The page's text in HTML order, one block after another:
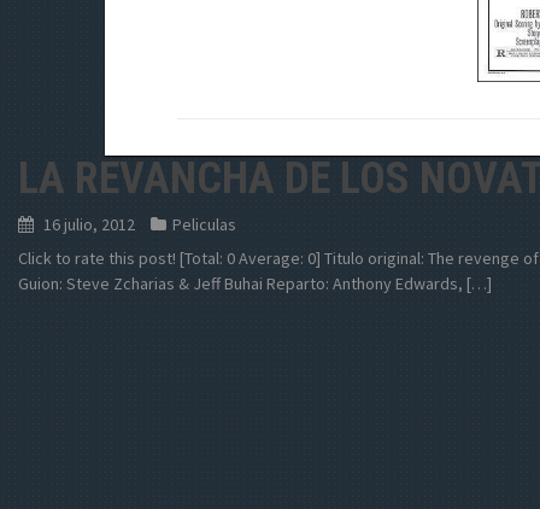
LA REVANCHA DE LOS
16 julio, 2012
Peliculas
Click to rate this post! [Total: 0 Average: 0] Titulo original: The revenge
Guion: Steve Zcharias & Jeff Buhai Reparto: Anthony Edwards, […]